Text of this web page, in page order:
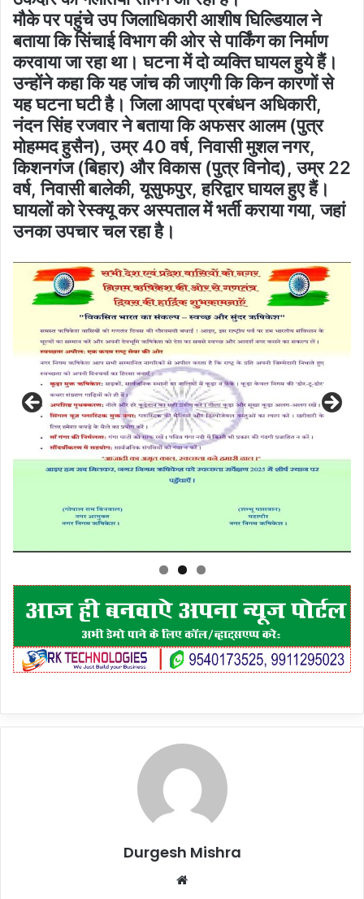
मौके पर पहुंचे उप जिलाधिकारी आशीष घिल्डियाल ने
बताया कि सिंचाई विभाग की ओर से पार्किंग का निर्माण
करवाया जा रहा था। घटना में दो व्यक्ति घायल हुये हैं।
उन्होंने कहा कि यह जांच की जाएगी कि किन कारणों से
यह घटना घटी है। जिला आपदा प्रबंधन अधिकारी,
नंदन सिंह रजवार ने बताया कि अफसर आलम (पुत्र
मोहम्मद हुसैन), उम्र 40 वर्ष, निवासी मुशल नगर,
किशनगंज (बिहार) और विकास (पुत्र विनोद), उम्र 22
वर्ष, निवासी बालेकी, यूसुफपुर, हरिद्वार घायल हुए हैं।
घायलों को रेस्क्यू कर अस्पताल में भर्ती कराया गया, जहां
उनका उपचार चल रहा है।
Durgesh Mishra
Website